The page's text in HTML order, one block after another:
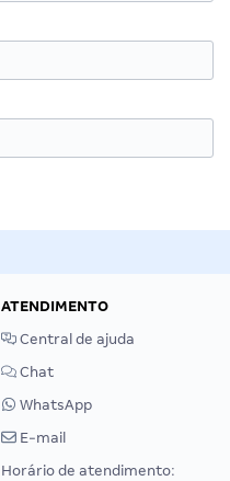
ATENDIMENTO
Central de ajuda
Chat
WhatsApp
E-mail
Horário de atendimento: